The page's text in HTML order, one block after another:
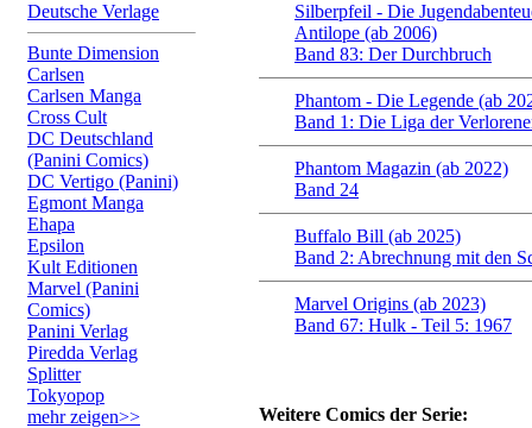
Deutsche Verlage
Bunte Dimension
Carlsen
Carlsen Manga
Cross Cult
DC Deutschland
(Panini Comics)
DC Vertigo (Panini)
Egmont Manga
Ehapa
Epsilon
Kult Editionen
Marvel (Panini
Comics)
Panini Verlag
Piredda Verlag
Splitter
Tokyopop
mehr zeigen>>
Silberpfeil - Die
Antilope (ab 2006)
Band 83: Der Durchbruch
Phantom - Die Legende (ab
Band 1: Die Liga der
Phantom Magazin (ab 2022)
Band 24
Buffalo Bill (ab 2025)
Band 2: Abrechnung mit den
Marvel Origins (ab 2023)
Band 67: Hulk - Teil 5: 1967
Weitere Comics der Serie: